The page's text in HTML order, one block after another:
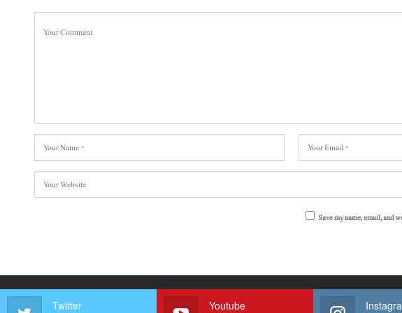
Save my name, email, and
Twitter Youtube